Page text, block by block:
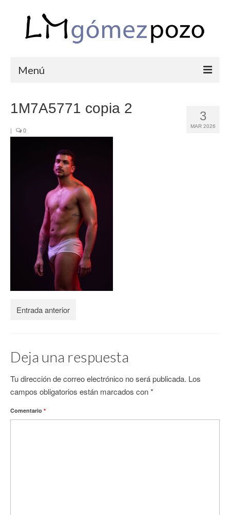
Menú
COMUNIONES
CORPORATIVAS
SEMANA SANTA
BLOG
SOBRE LM
CONTACTO
3
MAR 2026
1M7A5771 copia 2
| 0
Entrada anterior
Deja una respuesta
Tu dirección de correo electrónico no será publicada. Los
campos obligatorios están marcados con*
Comentario *